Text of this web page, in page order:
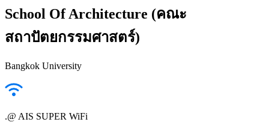
School Of Architecture (คณะ
สถาปัตยกรรมศาสตร์)
Bangkok University
.@ AIS SUPER WiFi